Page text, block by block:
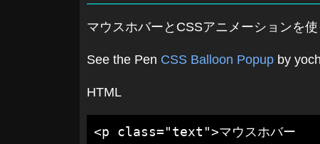
マウスホバーとCSSアニメーションを
See the Pen CSS Balloon Popup by
HTML
<p class="text">マウスホバー